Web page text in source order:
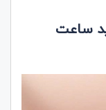
ساعت